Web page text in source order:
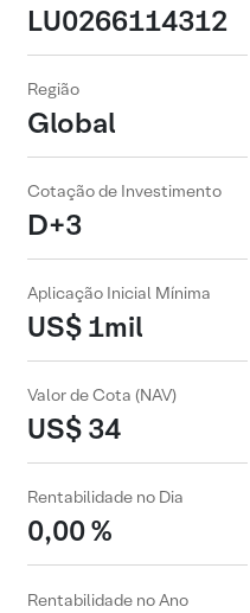
LU0266114312
Região
Global
Cotação de Investimento
D+3
Aplicação Inicial Mínima
US$ 1mil
Valor de Cota (NAV)
US$ 34
Rentabilidade no Dia
0,00 %
Rentabilidade no Ano